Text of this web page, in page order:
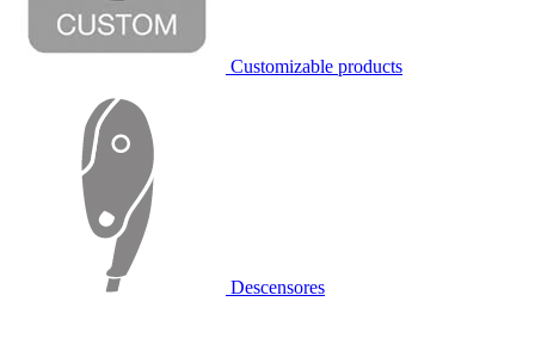
Customizable products
Descensores